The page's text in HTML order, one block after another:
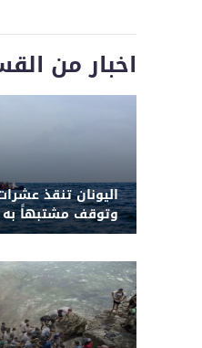
اخبار من
اليونان تنقذ
وتوقف مشتبهاً